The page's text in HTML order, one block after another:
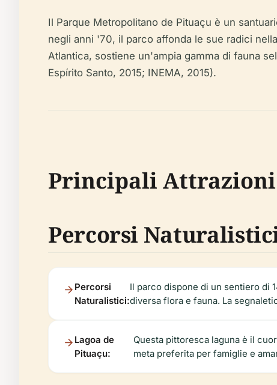
Il Parque Metropolitano de Pituaçu è un
negli anni '70, il parco affonda le sue radici
Atlantica, sostiene un'ampia gamma di fauna
Espírito Santo, 2015; INEMA, 2015).
Principali
Percorsi
Percorsi
Naturalistici:
Il parco dispone di un sentiero di
diversa flora e fauna. La
Lagoa de
Pituaçu:
Questa pittoresca laguna è il
meta preferita per famiglie e